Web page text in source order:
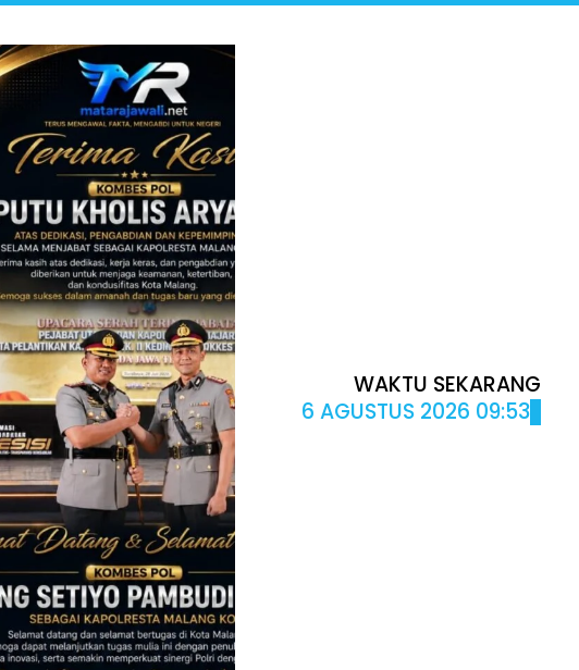
WAKTU SEKARANG
6 AGUSTUS 2026 09:53